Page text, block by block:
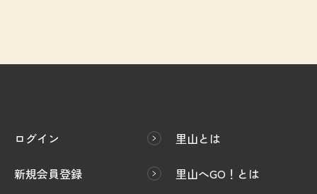
ログイン
新規会員登録
里山とは
里山へGO！とは